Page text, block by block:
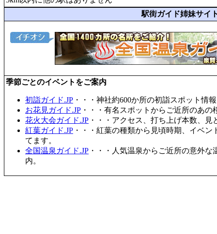
駅街ガイド姉妹サイ
季節ごとのイベントをご案内
初詣ガイド.JP ・・・神社約600か所の初詣スポット情
お花見ガイド.JP ・・・有名スポットからご近所のあ
花火大会ガイド.JP ・・・アクセス、打ち上げ本数、
紅葉ガイド.JP ・・・紅葉の種類から見頃時期、イベ
てます。
全国温泉ガイド.JP ・・・人気温泉からご近所の意外
内。